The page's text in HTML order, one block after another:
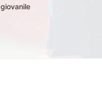
giovanile